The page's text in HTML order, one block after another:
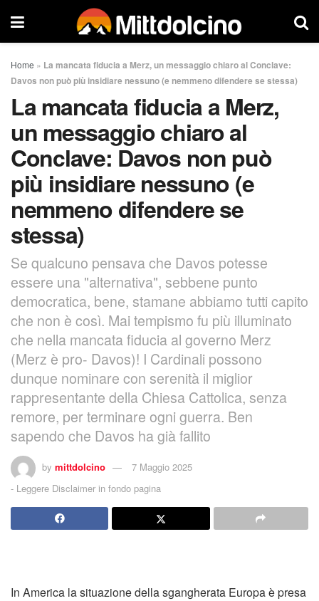
Home » La mancata fiducia a Merz, un messaggio chiaro al Conclave:
Davos non può più insidiare nessuno (e nemmeno difendere se stessa)
La mancata fiducia a Merz,
un messaggio chiaro al
Conclave: Davos non può
più insidiare nessuno (e
nemmeno difendere se
stessa)
Se qualcuno pensava che Davos potesse
essere una "alternativa", sebbene punto
democratica, bene, stamane abbiamo tutti capito
che non è così. Mai tempismo fu più illuminato
che nella mancata fiducia al governo Merz
(Merz è pro- Davos)! I Cardinali possono
dunque nominare con serenità il miglior
rappresentante della Chiesa Cattolica, senza
remore, per terminare ogni guerra. Ben
sapendo che Davos ha già fallito
by mittdolcino
7 Maggio 2025
- Leggere Disclaimer in fondo pagina
In America la situazione della sgangherata Europa è presa